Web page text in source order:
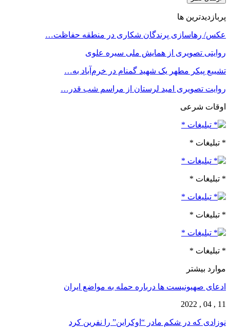
پربازدیدترین ها
عکس/ رهاسازی پرندگان شکاری در منطقه حفاظت…
روایتی تصویری از همایش ملی سیره علوی
تشییع پیکر مطهر یک شهید گمنام در خرم‌آباد به…
روایت تصویری امید لرستان از مراسم شب قدر…
اوقات شرعی
* تبلیغات *
* تبلیغات *
* تبلیغات *
* تبلیغات *
موارد بیشتر
ادعای صهیونیست ها درباره حمله به مواضع ایران
11 , 04 , 2022
نوزادی که در شکم مادر “اوکراین” را نفرین کرد